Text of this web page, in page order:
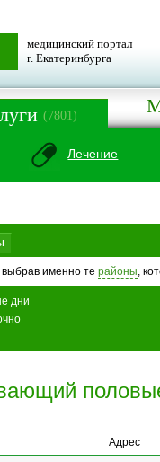
медицинский портал
г. Екатеринбурга
(7801)
Лечение
именно те районы,
дни
Адрес